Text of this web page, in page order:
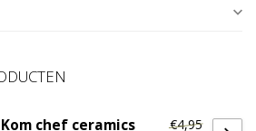
Kom chef ceramics
€4,95